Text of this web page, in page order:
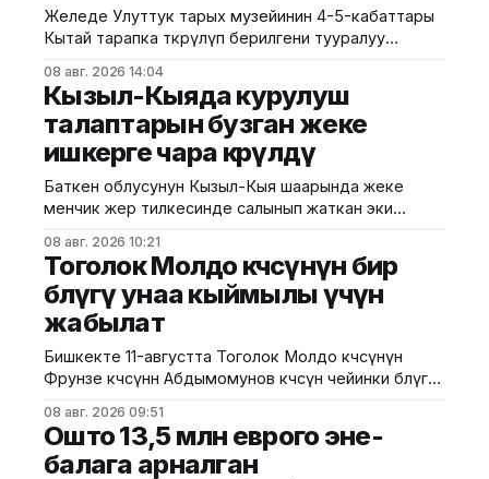
Желеде Улуттук тарых музейинин 4-5-кабаттары
Кытай тарапка өткөрүлүп берилгени тууралуу
Маданият, маалымат жана жаштар саясаты
министрлиги билдирди. Министрликтин
маалыматына караганда, музейдин эч бир бөлүгү
чет өлкөлүк мекемелерге менчикке, ижарага же
туруктуу пайдаланууга берилген эмес.
Белгилегендей, “Гармония сулуулукту жаратат:
Байыркы Кытай цивилизациясынын көркөм өнөр
08 авг. 2026 14:04
Кызыл-Кыяда курулуш
талаптарын бузган жеке
ишкерге чара көрүлдү
Баткен облусунун Кызыл-Кыя шаарында жеке
менчик жер тилкесинде салынып жаткан эки
бузуулар аныкталды. Бул тууралуу Курулуш,
архитектура жана турак жай-коммуналдык чарба
министрлигинин басма сөз кызматы билдирди.
Маалыматка ылайык, Кулатов көчөсүндө жайгашкан
жана долбоордук документтер таризделбестен
жүргүзүлгөн. Жер казууда
08 авг. 2026 10:21
Тоголок Молдо көчөсүнүн бир
бөлүгү унаа кыймылы үчүн
жабылат
Бишкекте 11-августта Тоголок Молдо көчөсүнүн
Фрунзе көчөсүнөн Абдымомунов көчөсүнө чейинки бөлүгү
мэриясынын билдиришкендей, аталган тилкеде
бул убакта курулуш иштери жүргүзүлөт. Ал эми
Фрунзе жана Панфилов көчөлөрүнүн кесилиши
08 авг. 2026 09:51
Ошто 13,5 млн еврого эне-
балага арналган